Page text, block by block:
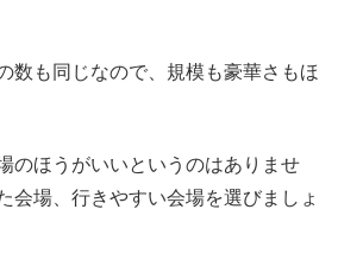
数も同じなので、規模も豪華さもほ
のほうがいいというのはありませ
会場、行きやすい会場を選びましょ